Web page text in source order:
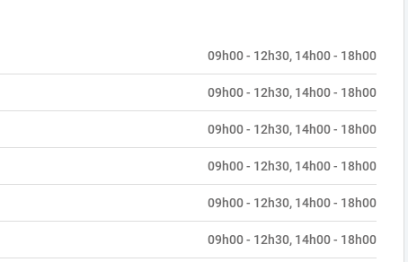
09h00 - 12h30, 14h00 - 18h00
09h00 - 12h30, 14h00 - 18h00
09h00 - 12h30, 14h00 - 18h00
09h00 - 12h30, 14h00 - 18h00
09h00 - 12h30, 14h00 - 18h00
09h00 - 12h30, 14h00 - 18h00